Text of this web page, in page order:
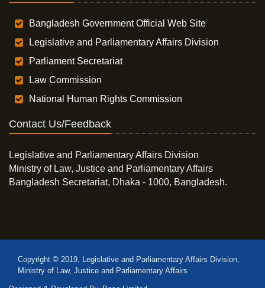
Bangladesh Government Official Web Site
Legislative and Parliamentary Affairs Division
Parliament Secretariat
Law Commission
National Human Rights Commission
Contact Us/Feedback
Legislative and Parliamentary Affairs Division
Ministry of Law, Justice and Parliamentary Affairs
Bangladesh Secretariat, Dhaka - 1000, Bangladesh.
Copyright © 2019, Legislative and Parliamentary Affairs Division,
Ministry of Law, Justice and Parliamentary Affairs